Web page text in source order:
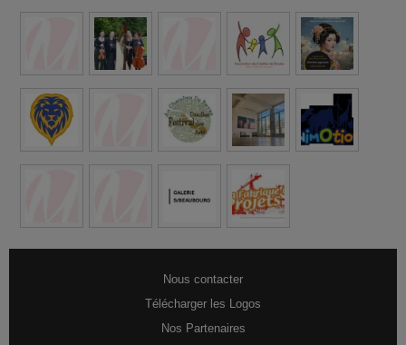
Nous contacter
Télécharger les Logos
Nos Partenaires